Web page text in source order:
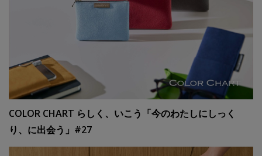
COLOR CHART らしく、いこう「今のわたしにしっく
り、に出会う」#27